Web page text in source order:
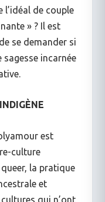
de couple
» ? Il est
se demander si
incarnée
est
culture
la pratique
et
qui n’ont